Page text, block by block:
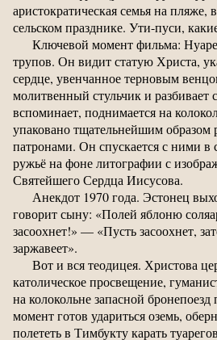
аристократическая семья на пляже,
сельском празднике. Ути-пуси,
Ключевой момент фильма:
трупов. Он видит статую Христа,
сердце, увенчанное терновым
молитвенный стульчик и разбивает
вспоминает, поднимается на
упаковано тщательнейшим образом
патронами. Он спускается с ними в
ружьё на фоне литографии с
Святейшего Сердца Иисусова.
Анекдот 1970 года. Эстонец
говорит сыну: «Полей яблоню
засоохнет!» — «Пусть засоохнет,
заржавеет».
Вот и вся теодицея. Христова
католическое просвещение,
на колокольне запасной
момент готов удариться оземь,
полететь в Тимбукту карать